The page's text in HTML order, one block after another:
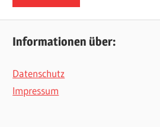
Informationen über:
Datenschutz
Impressum